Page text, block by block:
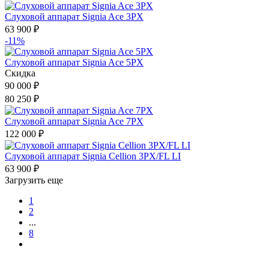
Слуховой аппарат Signia Ace 3PX
63 900 ₽
-11%
Слуховой аппарат Signia Ace 5PX
Скидка
90 000 ₽
80 250 ₽
Слуховой аппарат Signia Ace 7PX
122 000 ₽
Слуховой аппарат Signia Cellion 3PX/FL LI
63 900 ₽
Загрузить еще
1
2
...
8